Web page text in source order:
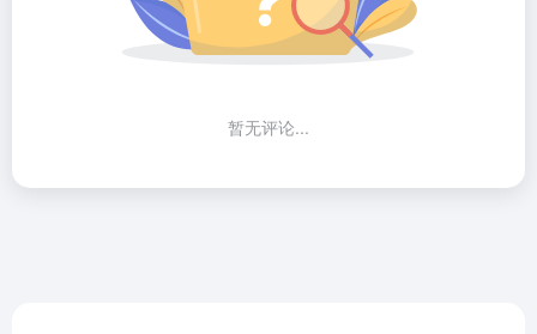
暂无评论...